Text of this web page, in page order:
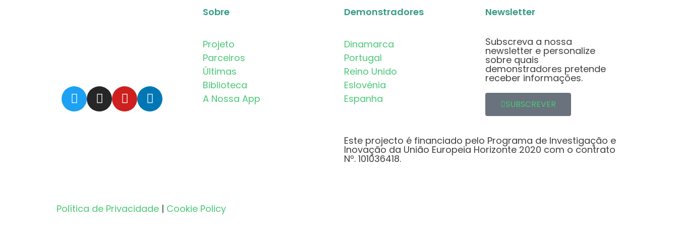
Sobre
Projeto
Parceiros
Últimas
Biblioteca
A Nossa App
Demonstradores
Dinamarca
Portugal
Reino Unido
Eslovénia
Espanha
Newsletter
Subscreva a nossa
newsletter e personalize
sobre quais
demonstradores pretende
receber informações.
SUBSCREVER
Este projecto é financiado pelo Programa de Investigação e
Inovação da União Europeia Horizonte 2020 com o contrato
Nº. 101036418.
Política de Privacidade | Cookie Policy